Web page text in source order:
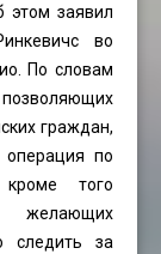
этом заявил
во
По словам
граждан,
операция по
того
желающих
следить за